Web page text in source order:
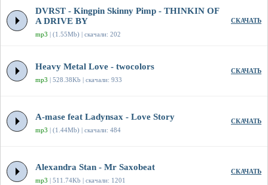
DVRST - Kingpin Skinny Pimp - THINKIN OF
A DRIVE BY
mp3 | (1.55Mb) | скачали: 202
СКАЧАТЬ
Heavy Metal Love - twocolors
mp3 | 528.38Kb | скачали: 933
СКАЧАТЬ
A-mase feat Ladynsax - Love Story
mp3 | (1.44Mb) | скачали: 484
СКАЧАТЬ
Alexandra Stan - Mr Saxobeat
mp3 | 511.74Kb | скачали: 1201
СКАЧАТЬ